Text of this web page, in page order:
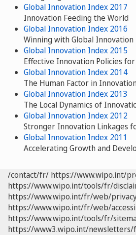
Global Innovation Index 2017
Innovation Feeding the World
Global Innovation Index 2016
Winning with Global Innovation
Global Innovation Index 2015
Effective Innovation Policies
Global Innovation Index 2014
The Human Factor in
Global Innovation Index 2013
The Local Dynamics of
Global Innovation Index 2012
Stronger Innovation Linkages
Global Innovation Index 2011
Accelerating Growth and
/contact/fr/ https://www.wipo.int/
https://www.wipo.int/tools/fr/
https://www.wipo.int/fr/web/
https://www.wipo.int/fr/web/
https://www.wipo.int/tools/fr/
https://www3.wipo.int/